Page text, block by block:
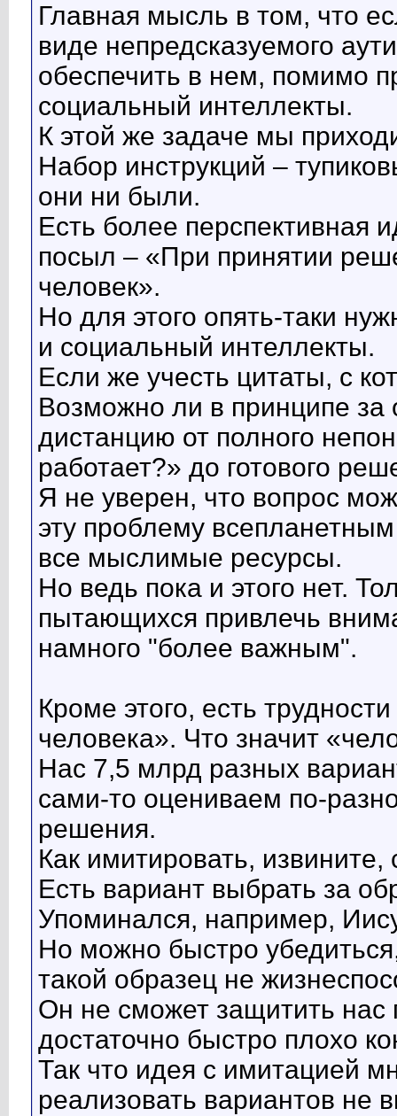
Главная мысль в том, что
виде непредсказуемого
обеспечить в нем, помимо
социальный интеллекты.
К этой же задаче мы
Набор инструкций –
они ни были.
Есть более перспективная
посыл – «При принятии
человек».
Но для этого опять-таки
и социальный интеллекты.
Если же учесть цитаты, с
Возможно ли в принципе за
дистанцию от полного
работает?» до готового
Я не уверен, что вопрос
эту проблему
все мыслимые ресурсы.
Но ведь пока и этого нет.
пытающихся привлечь
намного "более важным".
Кроме этого, есть
человека». Что значит
Нас 7,5 млрд разных
сами-то оцениваем по-
решения.
Как имитировать,
Есть вариант выбрать за
Упоминался, например,
Но можно быстро
такой образец не
Он не сможет защитить нас
достаточно быстро плохо
Так что идея с имитацией
реализовать вариантов не